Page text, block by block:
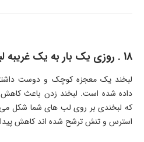
18 . روزی یک بار به یک غریبه لبخند بزنید
لبخند یک معجزه کوچک و دوست
داده شده است. لبخند زدن باعث
که لبخندی بر روی لب های شما شکل می
استرس و تنش ترشح شده اند کاهش